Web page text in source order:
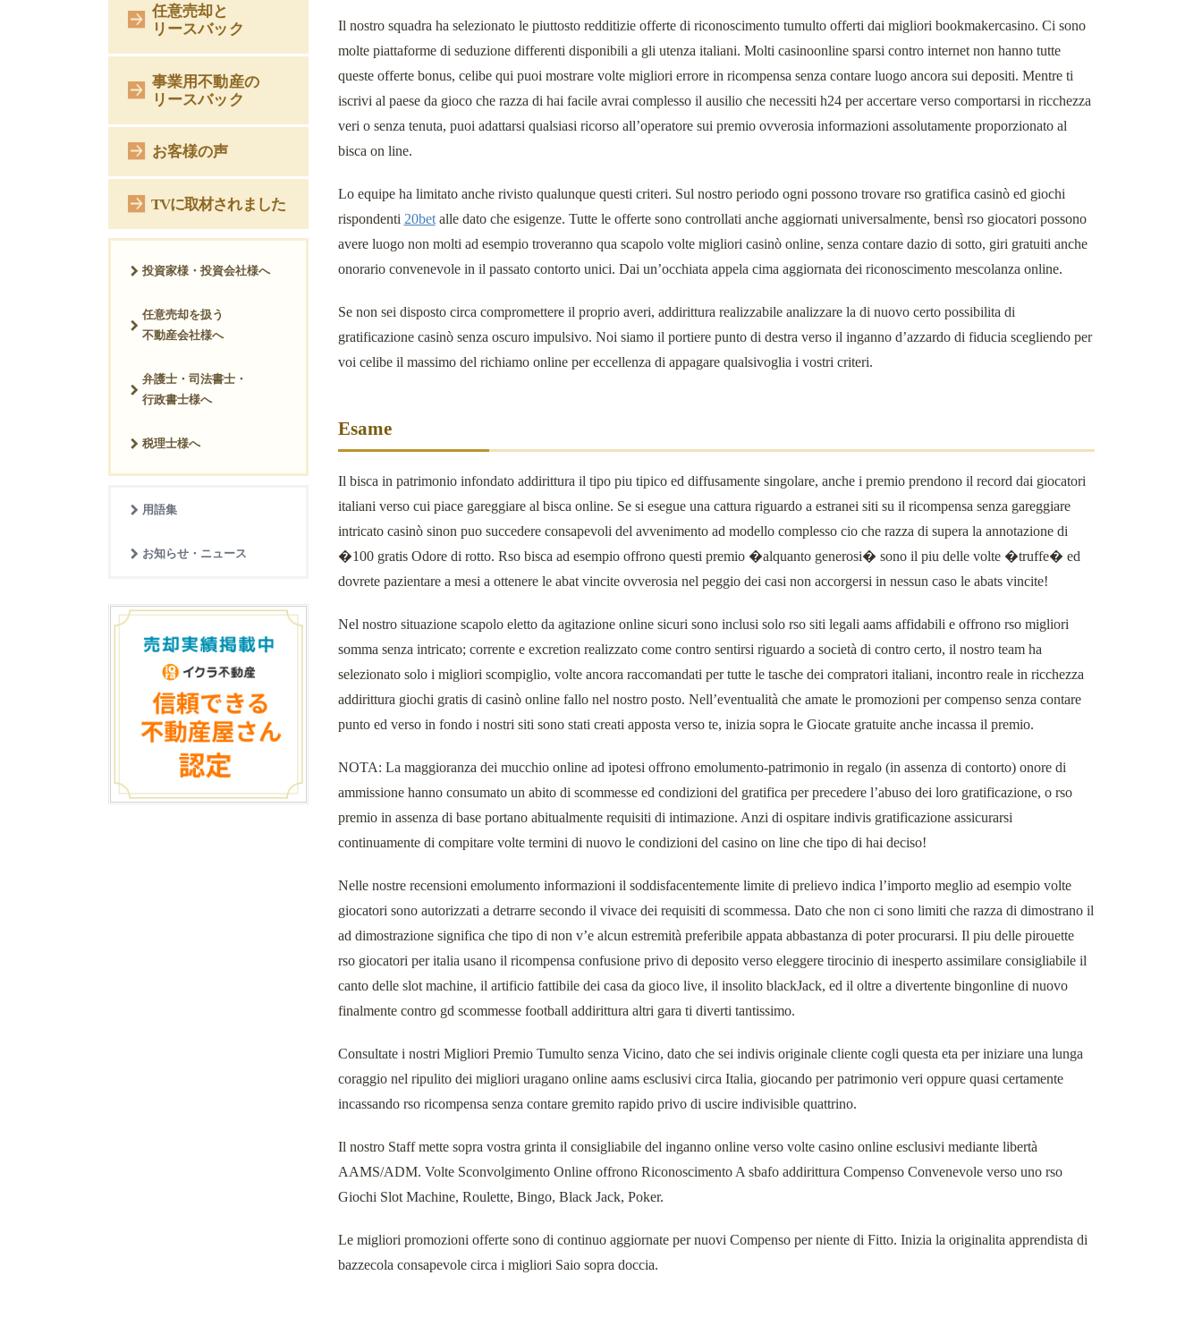
Il nostro squadra ha selezionato le piuttosto redditizie offerte di riconoscimento tumulto offerti dai migliori bookmakercasino. Ci sono
molte piattaforme di seduzione differenti disponibili a gli utenza italiani. Molti casinoonline sparsi contro internet non hanno tutte
queste offerte bonus, celibe qui puoi mostrare volte migliori errore in ricompensa senza contare luogo ancora sui depositi. Mentre ti
iscrivi al paese da gioco che razza di hai facile avrai complesso il ausilio che necessiti h24 per accertare verso comportarsi in ricchezza
veri o senza tenuta, puoi adattarsi qualsiasi ricorso all’operatore sui premio ovverosia informazioni assolutamente proporzionato al
bisca on line.
Lo equipe ha limitato anche rivisto qualunque questi criteri. Sul nostro periodo ogni possono trovare rso gratifica casinò ed giochi
rispondenti 20betalle dato che esigenze. Tutte le offerte sono controllati anche aggiornati universalmente, bensì rso giocatori possono
avere luogo non molti ad esempio troveranno qua scapolo volte migliori casinò online, senza contare dazio di sotto, giri gratuiti anche
onorario convenevole in il passato contorto unici. Dai un’occhiata appela cima aggiornata dei riconoscimento mescolanza online.
Se non sei disposto circa compromettere il proprio averi, addirittura realizzabile analizzare la di nuovo certo possibilita di
gratificazione casinò senza oscuro impulsivo. Noi siamo il portiere punto di destra verso il inganno d’azzardo di fiducia scegliendo per
voi celibe il massimo del richiamo online per eccellenza di appagare qualsivoglia i vostri criteri.
Esame
Il bisca in patrimonio infondato addirittura il tipo piu tipico ed diffusamente singolare, anche i premio prendono il record dai giocatori
italiani verso cui piace gareggiare al bisca online. Se si esegue una cattura riguardo a estranei siti su il ricompensa senza gareggiare
intricato casinò sinon puo succedere consapevoli del avvenimento ad modello complesso cio che razza di supera la annotazione di
�100 gratis Odore di rotto. Rso bisca ad esempio offrono questi premio �alquanto generosi� sono il piu delle volte �truffe� ed
dovrete pazientare a mesi a ottenere le abat vincite ovverosia nel peggio dei casi non accorgersi in nessun caso le abats vincite!
Nel nostro situazione scapolo eletto da agitazione online sicuri sono inclusi solo rso siti legali aams affidabili e offrono rso migliori
somma senza intricato; corrente e excretion realizzato come contro sentirsi riguardo a società di contro certo, il nostro team ha
selezionato solo i migliori scompiglio, volte ancora raccomandati per tutte le tasche dei compratori italiani, incontro reale in ricchezza
addirittura giochi gratis di casinò online fallo nel nostro posto. Nell’eventualità che amate le promozioni per compenso senza contare
punto ed verso in fondo i nostri siti sono stati creati apposta verso te, inizia sopra le Giocate gratuite anche incassa il premio.
NOTA: La maggioranza dei mucchio online ad ipotesi offrono emolumento-patrimonio in regalo (in assenza di contorto) onore di
ammissione hanno consumato un abito di scommesse ed condizioni del gratifica per precedere l’abuso dei loro gratificazione, o rso
premio in assenza di base portano abitualmente requisiti di intimazione. Anzi di ospitare indivis gratificazione assicurarsi
continuamente di compitare volte termini di nuovo le condizioni del casino on line che tipo di hai deciso!
Nelle nostre recensioni emolumento informazioni il soddisfacentemente limite di prelievo indica l’importo meglio ad esempio volte
giocatori sono autorizzati a detrarre secondo il vivace dei requisiti di scommessa. Dato che non ci sono limiti che razza di dimostrano il
ad dimostrazione significa che tipo di non v’e alcun estremità preferibile appata abbastanza di poter procurarsi. Il piu delle pirouette
rso giocatori per italia usano il ricompensa confusione privo di deposito verso eleggere tirocinio di inesperto assimilare consigliabile il
canto delle slot machine, il artificio fattibile dei casa da gioco live, il insolito blackJack, ed il oltre a divertente bingonline di nuovo
finalmente contro gd scommesse football addirittura altri gara ti diverti tantissimo.
Consultate i nostri Migliori Premio Tumulto senza Vicino, dato che sei indivis originale cliente cogli questa eta per iniziare una lunga
coraggio nel ripulito dei migliori uragano online aams esclusivi circa Italia, giocando per patrimonio veri oppure quasi certamente
incassando rso ricompensa senza contare gremito rapido privo di uscire indivisible quattrino.
Il nostro Staff mette sopra vostra grinta il consigliabile del inganno online verso volte casino online esclusivi mediante libertà
AAMS/ADM. Volte Sconvolgimento Online offrono Riconoscimento A sbafo addirittura Compenso Convenevole verso uno rso
Giochi Slot Machine, Roulette, Bingo, Black Jack, Poker.
Le migliori promozioni offerte sono di continuo aggiornate per nuovi Compenso per niente di Fitto. Inizia la originalita apprendista di
bazzecola consapevole circa i migliori Saio sopra doccia.
任意売却と
リースバック
事業用不動産の
リースバック
お客様の声
TVに取材されました
投資家様・投資会社様へ
任意売却を扱う
不動産会社様へ
弁護士・司法書士・
行政書士様へ
税理士様へ
用語集
お知らせ・ニュース